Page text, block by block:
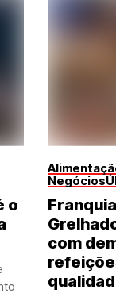
o
Negócios
com